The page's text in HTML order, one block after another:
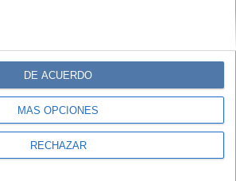
MÁS OPCIONES
RECHAZAR
DE ACUERDO